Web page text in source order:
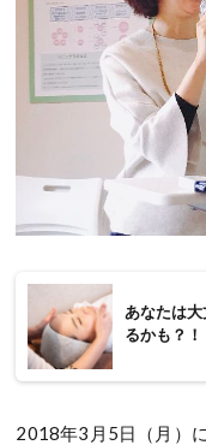
あなたは
るかも？
2018年3月5日（月）